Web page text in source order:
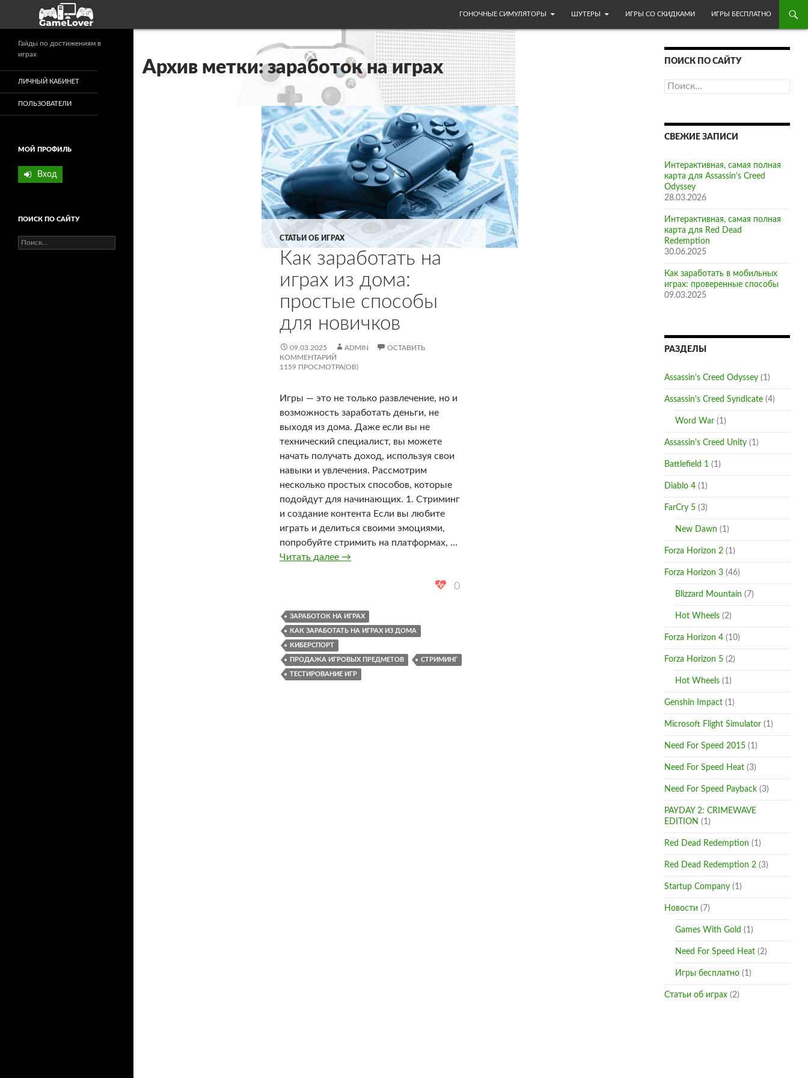
ГОНОЧНЫЕ СИМУЛЯТОРЫ
ШУТЕРЫ ИГРЫ СО СКИДКАМИ ИГРЫ БЕСПЛАТНО
Архив метки: заработок на играх
СТАТЬИ ОБ ИГРАХ
Как заработать на
играх из дома:
простые способы
для новичков
09.03.2025 ADMIN
ОСТАВИТЬ
КОММЕНТАРИЙ
1159 ПРОСМОТРА(ОВ)
Игры — это не только развлечение, но и
возможность заработать деньги, не
выходя из дома. Даже если вы не
технический специалист, вы можете
начать получать доход, используя свои
навыки и увлечения. Рассмотрим
несколько простых способов, которые
подойдут для начинающих. 1. Стриминг
и создание контента Если вы любите
играть и делиться своими эмоциями,
попробуйте стримить на платформах, …
Читать далее Как
из
дома:
способы
для
→
0
ЗАРАБОТОК НА ИГРАХ
КАК ЗАРАБОТАТЬ НА ИГРАХ ИЗ ДОМА
КИБЕРСПОРТ
ПРОДАЖА ИГРОВЫХ ПРЕДМЕТОВ СТРИМИНГ
ТЕСТИРОВАНИЕ ИГР
ПОИСК ПО САЙТУ
Найти:
СВЕЖИЕ ЗАПИСИ
Интерактивная, самая полная
карта для Assassin’s Creed
Odyssey
28.03.2026
Интерактивная, самая полная
карта для Red Dead
Redemption
30.06.2025
Как заработать в мобильных
играх: проверенные способы
09.03.2025
РАЗДЕЛЫ
Assassin's Creed Odyssey (1)
Assassin's Creed Syndicate (4)
Word War (1)
Assassin's Creed Unity (1)
Battlefield 1 (1)
Diablo 4 (1)
FarCry 5 (3)
New Dawn (1)
Forza Horizon 2 (1)
Forza Horizon 3 (46)
Blizzard Mountain (7)
Hot Wheels (2)
Forza Horizon 4 (10)
Forza Horizon 5 (2)
Hot Wheels (1)
Genshin Impact (1)
Microsoft Flight Simulator (1)
Need For Speed 2015 (1)
Need For Speed Heat (3)
Need For Speed Payback (3)
PAYDAY 2: CRIMEWAVE
EDITION (1)
Red Dead Redemption (1)
Red Dead Redemption 2 (3)
Startup Company (1)
Новости (7)
Games With Gold (1)
Need For Speed Heat (2)
Игры бесплатно (1)
Статьи об играх (2)
Гайды по достижениям в
играх
ЛИЧНЫЙ КАБИНЕТ
ПОЛЬЗОВАТЕЛИ
МОЙ ПРОФИЛЬ
Вход
ПОИСК ПО САЙТУ
Найти: